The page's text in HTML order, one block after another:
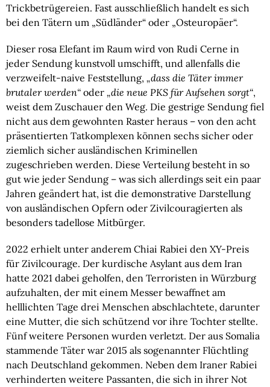
Trickbetrügereien. Fast ausschließlich handelt es sich
bei den Tätern um „Südländer“ oder „Osteuropäer“.
Dieser rosa Elefant im Raum wird von Rudi Cerne in
jeder Sendung kunstvoll umschifft, und allenfalls die
verzweifelt-naive Feststellung, „dass die Täter immer
brutaler werden“ oder „die neue PKS für Aufsehen sorgt“,
weist dem Zuschauer den Weg. Die gestrige Sendung fiel
nicht aus dem gewohnten Raster heraus – von den acht
präsentierten Tatkomplexen können sechs sicher oder
ziemlich sicher ausländischen Kriminellen
zugeschrieben werden. Diese Verteilung besteht in so
gut wie jeder Sendung – was sich allerdings seit ein paar
Jahren geändert hat, ist die demonstrative Darstellung
von ausländischen Opfern oder Zivilcouragierten als
besonders tadellose Mitbürger.
2022 erhielt unter anderem Chiai Rabiei den XY-Preis
für Zivilcourage. Der kurdische Asylant aus dem Iran
hatte 2021 dabei geholfen, den Terroristen in Würzburg
aufzuhalten, der mit einem Messer bewaffnet am
helllichten Tage drei Menschen abschlachtete, darunter
eine Mutter, die sich schützend vor ihre Tochter stellte.
Fünf weitere Personen wurden verletzt. Der aus Somalia
stammende Täter war 2015 als sogenannter Flüchtling
nach Deutschland gekommen. Neben dem Iraner Rabiei
verhinderten weitere Passanten, die sich in ihrer Not